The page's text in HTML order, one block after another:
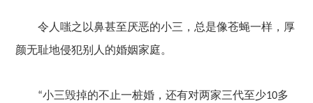
令人嗤之以鼻甚至厌恶的小三，总是像苍蝇一样，厚
颜无耻地侵犯别人的婚姻家庭。
“小三毁掉的不止一桩婚，还有对两家三代至少10多